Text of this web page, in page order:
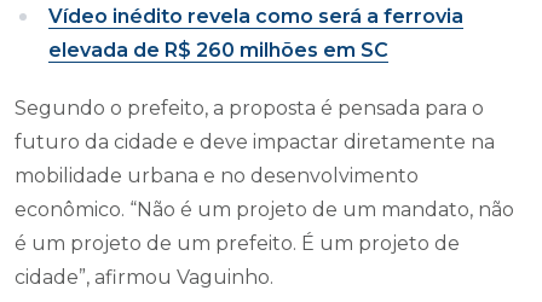
Vídeo inédito revela como será a ferrovia
elevada de R$ 260 milhões em SC
Segundo o prefeito, a proposta é pensada para o
futuro da cidade e deve impactar diretamente na
mobilidade urbana e no desenvolvimento
econômico. “Não é um projeto de um mandato, não
é um projeto de um prefeito. É um projeto de
cidade”, afirmou Vaguinho.